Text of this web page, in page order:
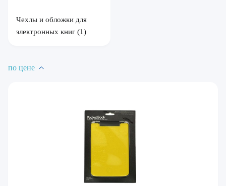
Чехлы и обложки для
электронных книг (1)
по цене